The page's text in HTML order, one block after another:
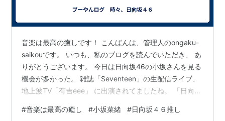
音楽は最高の癒しです！ こんばんは、管理人のongaku-
saikouです。 いつも、私のブログを読んでいただき、 あ
りがとうございます。 今日は日向坂46の小坂さんを見る
機会が多かった。 雑誌「Seventeen」の生配信ライブ、
地上波TV「有吉eee」 に出演されてましたね。 「日向坂
タイでは見れないので、 Leminoで見ようと思います。
#音楽は最高の癒し #小坂菜緒 #日向坂４６推し